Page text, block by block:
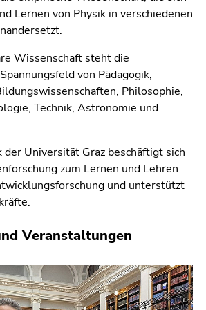
Lernen von Physik in verschiedenen
Wissenschaft steht die
von Pädagogik,
Philosophie,
Technik, Astronomie und
der Universität Graz beschäftigt sich
zum Lernen und Lehren
und unterstützt
Veranstaltungen